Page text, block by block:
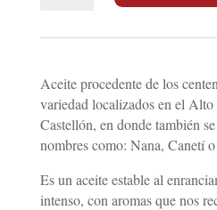
Aceite procedente de los
variedad localizados en el
Castellón, en donde también
nombres como: Nana, Canetí
Es un aceite estable al
intenso, con aromas que nos